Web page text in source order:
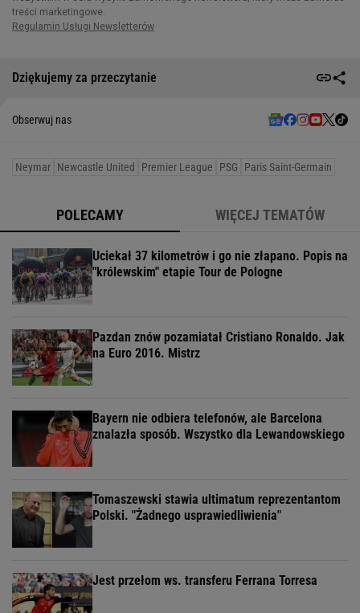
Dziękujemy za przeczytanie
Obserwuj nas
Neymar Newcastle United Premier League PSG Paris Saint-Germain
POLECAMY WIĘCEJ TEMATÓW
Uciekał 37 kilometrów i go nie złapano. Popis na
"królewskim" etapie Tour de Pologne
Pazdan znów pozamiatał Cristiano Ronaldo. Jak
na Euro 2016. Mistrz
Bayern nie odbiera telefonów, ale Barcelona
znalazła sposób. Wszystko dla Lewandowskiego
Tomaszewski stawia ultimatum reprezentantom
Polski. "Żadnego usprawiedliwienia"
Jest przełom ws. transferu Ferrana Torresa